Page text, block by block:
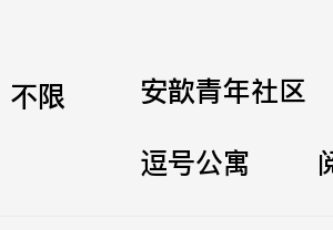
不限
安歆青年社区
逗号公寓
立即提交